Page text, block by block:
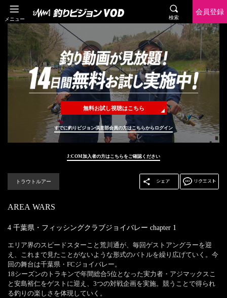
メニュー 検索
会員登録
無料お試し視聴はこちら
すでに釣りビジョン倶楽部会員の方はこちらからログイン
J:COM加入者の方はこちらをご確認ください
トラウトルアー
AREA WARS
4 千葉県・フィッシングクラブジョイバレー chapter 1
エリア界のスピードスターこと荒川通が、毎回ゲストアングラーを迎
え、これまで見たことがないような形式のバトルを繰り広げていく。今
回の舞台は千葉県・FCジョイバレー。
18シーズンのトラキンで年間総合5位となった実力者・アジマックスこ
と安島裕仁をゲストに迎え、3つの対戦企画を実施。競うことで得られ
る釣りの楽しさを体現していく。